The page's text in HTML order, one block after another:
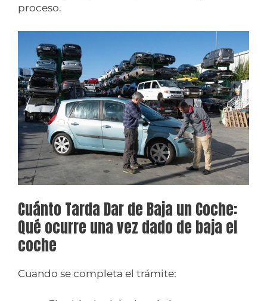
proceso.
Cuánto Tarda Dar de Baja un Coche:
Qué ocurre una vez dado de baja el
coche
Cuando se completa el trámite: